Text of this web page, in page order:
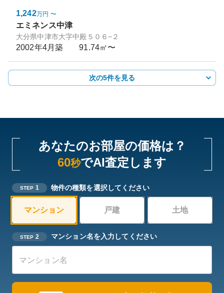
1,242万円 〜
エミネンス中津
大分県中津市大字中殿５０６−２
2002年4月築 91.74㎡〜
次の5件を見る
あなたのお部屋の価格は？
60秒でAI査定します
STEP 1 物件の種類を選択してください
マンション 戸建 土地
STEP 2 マンション名を入力してください